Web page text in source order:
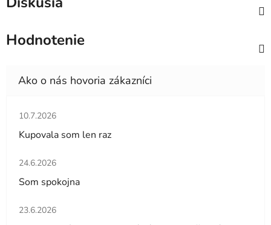
Hodnotenie
Hodnotenie obchodu je 5 z 5 hviezdičiek.
10.7.2026
Kupovala som len raz
Hodnotenie obchodu je 5 z 5 hviezdičiek.
24.6.2026
Som spokojna
Hodnotenie obchodu je 5 z 5 hviezdičiek.
23.6.2026